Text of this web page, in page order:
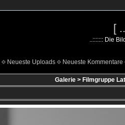
[
..::::::: Die
Neueste Uploads Neueste Kommentare
Galerie > Filmgruppe